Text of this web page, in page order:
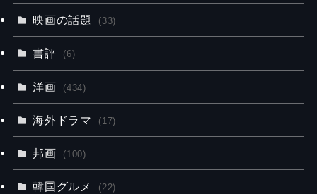
映画の話題 (33)
書評 (6)
洋画 (434)
海外ドラマ (17)
邦画 (100)
韓国グルメ (22)